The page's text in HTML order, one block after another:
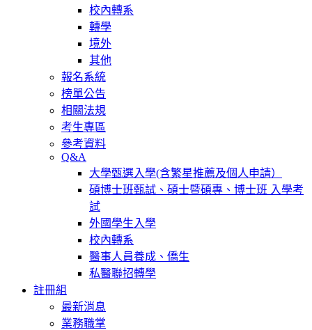
校內轉系
轉學
境外
其他
報名系統
榜單公告
相關法規
考生專區
參考資料
Q&A
大學甄選入學(含繁星推薦及個人申請）
碩博士班甄試、碩士暨碩專、博士班 入學考
試
外國學生入學
校內轉系
醫事人員養成、僑生
私醫聯招轉學
註冊組
最新消息
業務職掌